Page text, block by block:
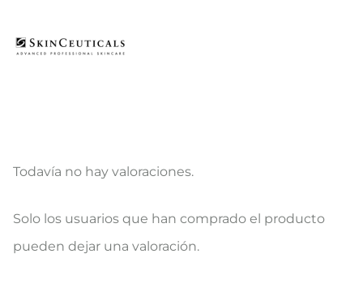
V
a
Todavía no hay valoraciones.
Solo los usuarios que han comprado el producto
pueden dejar una valoración.